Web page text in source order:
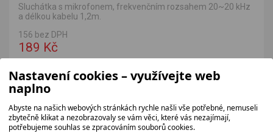
Sluchátka s mikrofonem, frekvenčním rozsahem 20~20 kHz
a délkou kabelu 1,2m.
156 bez DPH
189 Kč
SKLADEM
Nastavení cookies – využívejte web
naplno
Abyste na našich webových stránkách rychle našli vše potřebné, nemuseli
zbytečně klikat a nezobrazovaly se vám věci, které vás nezajímají,
potřebujeme souhlas se zpracováním souborů cookies.